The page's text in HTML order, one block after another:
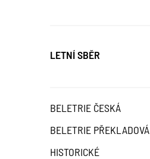
LETNÍ SBĚR
BELETRIE ČESKÁ
BELETRIE PŘEKLADOVÁ
HISTORICKÉ